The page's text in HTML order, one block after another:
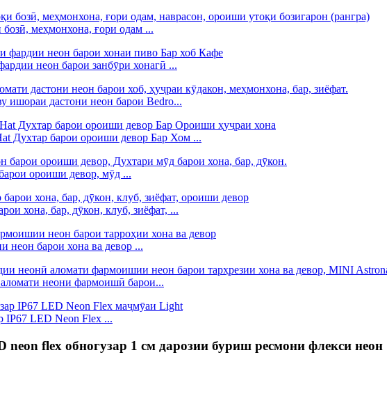
меҳмонхона, ғори одам ...
неон барои занбӯри хонагӣ ...
ишораи дастони неон барои Bedro...
Духтар барои ороиши девор Бар Хом ...
ороиши девор, мӯд ...
хона, бар, дӯкон, клуб, зиёфат, ...
неон барои хона ва девор ...
неони фармоишӣ барои...
IP67 LED Neon Flex ...
flex обногузар 1 см дарозии буриш ресмони флекси неон